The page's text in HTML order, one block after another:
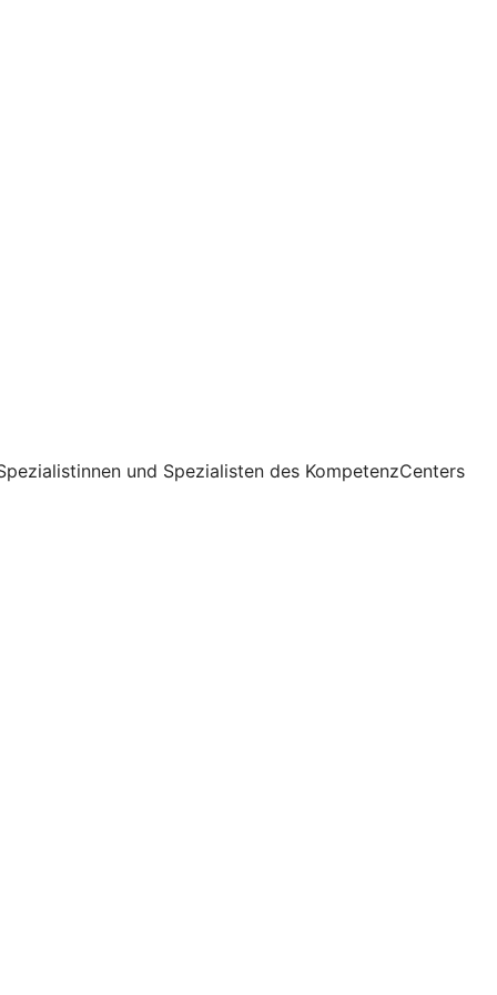
und Spezialisten des KompetenzCenters